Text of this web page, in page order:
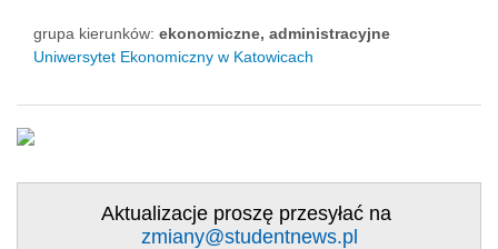
grupa kierunków: ekonomiczne, administracyjne
Uniwersytet Ekonomiczny w Katowicach
Aktualizacje proszę przesyłać na
zmiany@studentnews.pl